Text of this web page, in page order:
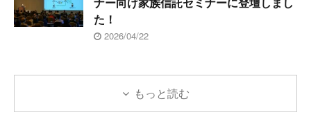
た！
2026/04/22
もっと読む